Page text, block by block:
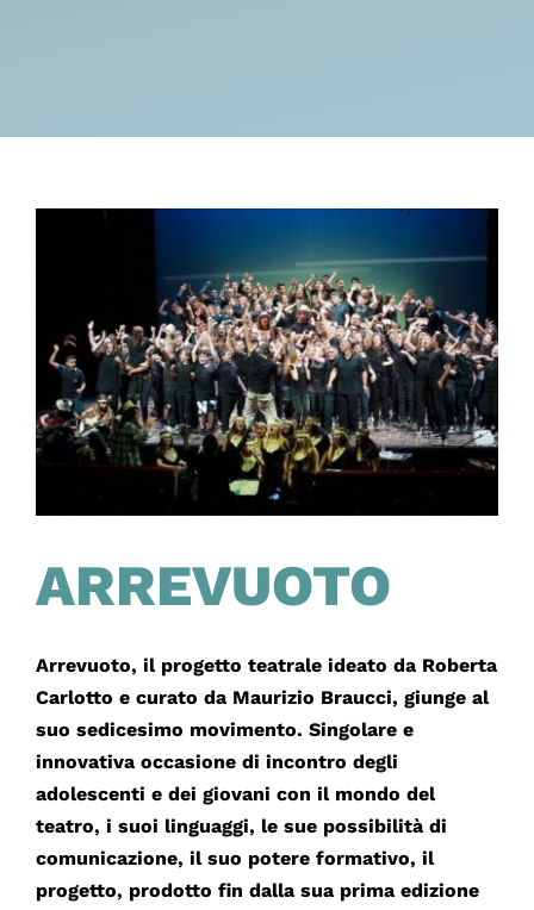
ARREVUOTO
Arrevuoto, il progetto teatrale ideato da Roberta
Carlotto e curato da Maurizio Braucci, giunge al
suo sedicesimo movimento. Singolare e
innovativa occasione di incontro degli
adolescenti e dei giovani con il mondo del
teatro, i suoi linguaggi, le sue possibilità di
comunicazione, il suo potere formativo, il
progetto, prodotto fin dalla sua prima edizione